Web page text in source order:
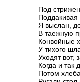
Под
Поддакивая
Я выслан,
В таежную
Конвойные
У тихого
Уходят вот,
Когда и так
Потом